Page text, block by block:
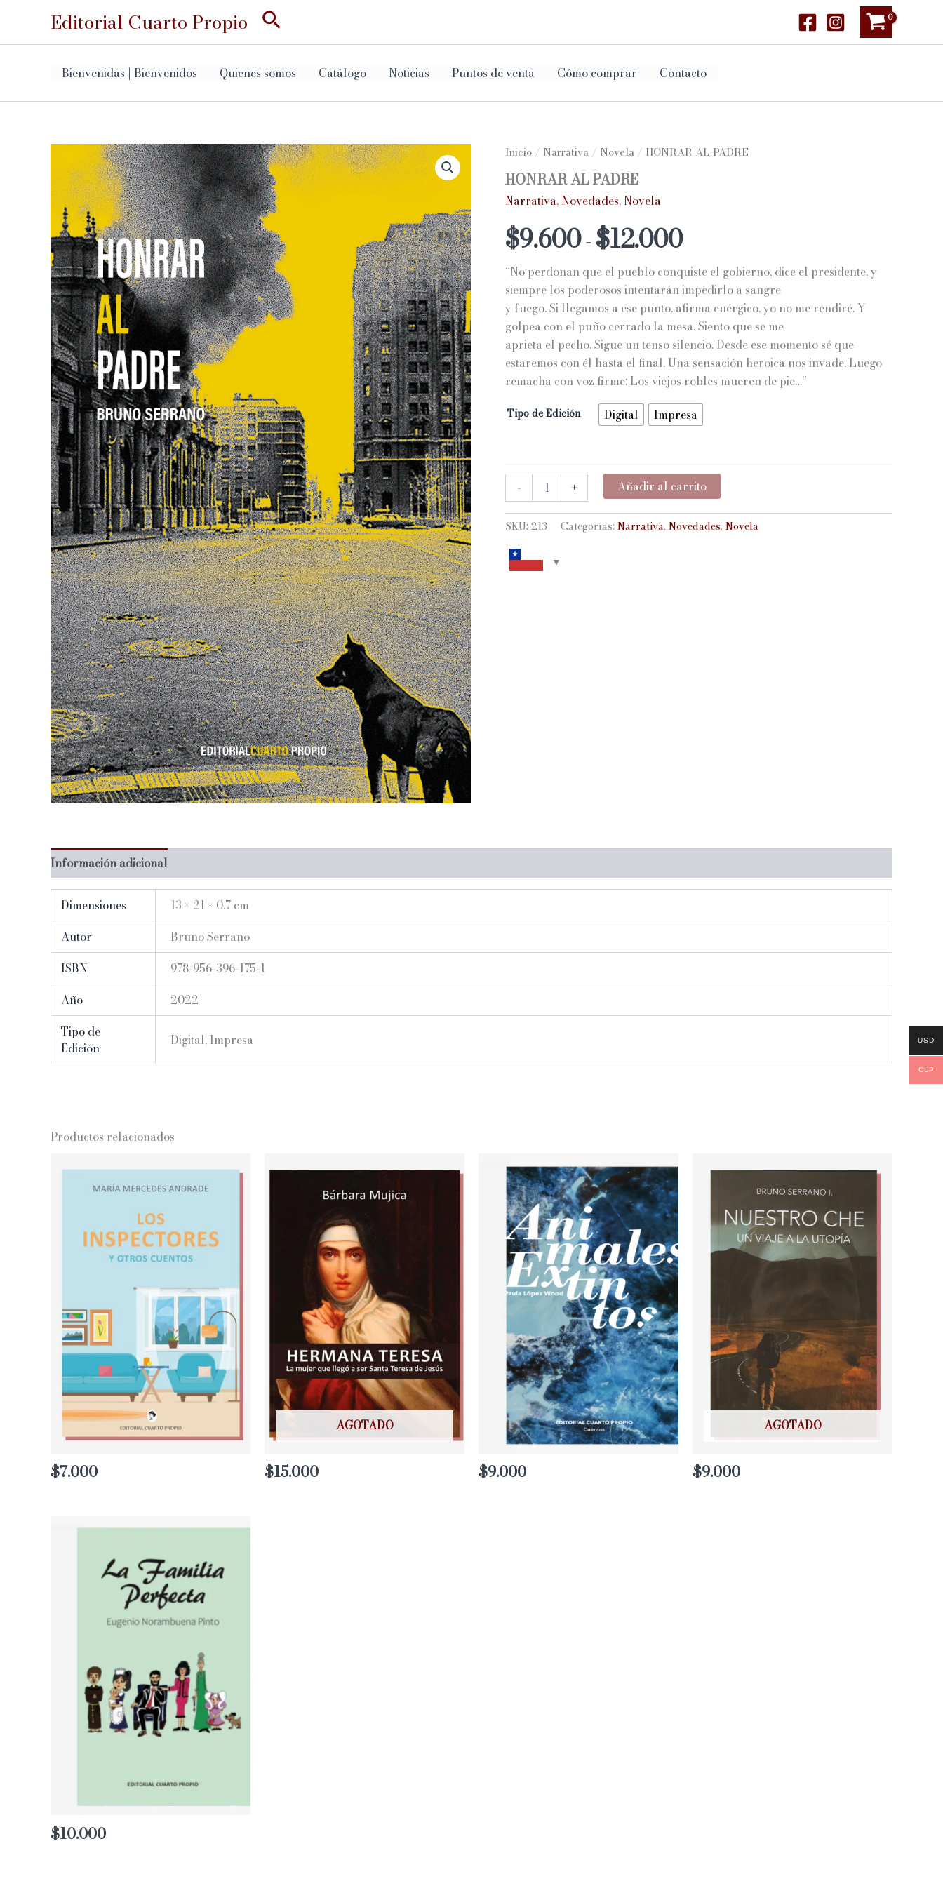
contenido
Editorial Cuarto Propio Buscar
Bienvenidas | Bienvenidos Quienes somos Catálogo Noticias Puntos de venta Cómo comprar Contacto
Inicio / Narrativa / Novela / HONRAR AL PADRE
HONRAR AL PADRE
Narrativa,Novedades,Novela
$9.600-$12.000Rango
precios:
desde
$9.600
hasta
“No perdonan que el pueblo conquiste el gobierno, dice el presidente, y
siempre los poderosos intentarán impedirlo a sangre
y fuego. Si llegamos a ese punto, afirma enérgico, yo no me rendiré. Y
golpea con el puño cerrado la mesa. Siento que se me
aprieta el pecho. Sigue un tenso silencio. Desde ese momento sé que
estaremos con él hasta el final. Una sensación heroica nos invade. Luego
remacha con voz firme: Los viejos robles mueren de pie…”
Tipo de Edición Digital Impresa
-
HONRAR
AL
cantidad
+ Añadir al carrito
SKU: 213 Categorías: Narrativa, Novedades, Novela
Información adicional
Dimensiones
13 × 21 × 0.7 cm
Autor
Bruno Serrano
ISBN
978-956-396-175-1
Año
2022
Tipo de
Edición
Digital, Impresa
Productos relacionados
$7.000
AGOTADO
$15.000 $9.000
AGOTADO
$9.000
$10.000
USD
CLP